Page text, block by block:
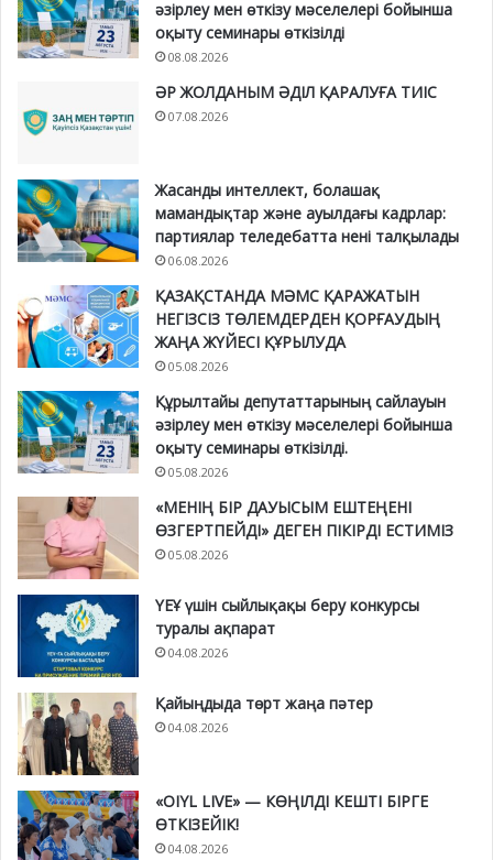
әзірлеу мен өткізу мәселелері бойынша
оқыту семинары өткізілді
08.08.2026
ӘР ЖОЛДАНЫМ ӘДІЛ ҚАРАЛУҒА ТИІС
07.08.2026
Жасанды интеллект, болашақ
мамандықтар және ауылдағы кадрлар:
партиялар теледебатта нені талқылады
06.08.2026
ҚАЗАҚСТАНДА МӘМС ҚАРАЖАТЫН
НЕГІЗСІЗ ТӨЛЕМДЕРДЕН ҚОРҒАУДЫҢ
ЖАҢА ЖҮЙЕСІ ҚҰРЫЛУДА
05.08.2026
Құрылтайы депутаттарының сайлауын
әзірлеу мен өткізу мәселелері бойынша
оқыту семинары өткізілді.
05.08.2026
«МЕНІҢ БІР ДАУЫСЫМ ЕШТЕҢЕНІ
ӨЗГЕРТПЕЙДІ» ДЕГЕН ПІКІРДІ ЕСТИМІЗ
05.08.2026
ҮЕҰ үшін сыйлықақы беру конкурсы
туралы ақпарат
04.08.2026
Қайыңдыда төрт жаңа пәтер
04.08.2026
«OIYL LIVE» — КӨҢІЛДІ КЕШТІ БІРГЕ
ӨТКІЗЕЙІК!
04.08.2026